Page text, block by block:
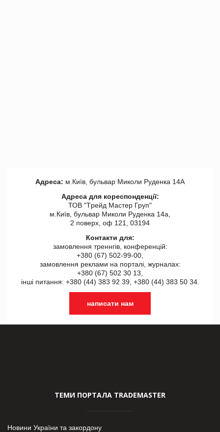
Адреса: м.Київ, бульвар Миколи Руденка 14А
Адреса для кореспонденції:
ТОВ "Tрейд Мастер Груп"
м.Київ, бульвар Миколи Руденка 14а,
2 поверх, оф 121, 03194
Контакти для:
замовлення треннгів, конференцій:
+380 (67) 502-99-00,
замовлення реклами на порталі, журналах:
+380 (67) 502 30 13,
інші питання: +380 (44) 383 92 39, +380 (44) 383 50 34.
написати нам
ТЕМИ ПОРТАЛА TRADEMASTER
Новини України та закордону